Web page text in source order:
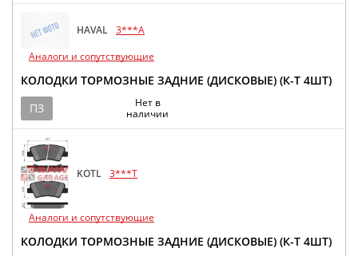
HAVAL 3***A
Аналоги и сопутствующие
КОЛОДКИ ТОРМОЗНЫЕ ЗАДНИЕ (ДИСКОВЫЕ) (К-Т 4ШТ)
ПЗ
Нет в
наличии
KOTL 3***T
Аналоги и сопутствующие
КОЛОДКИ ТОРМОЗНЫЕ ЗАДНИЕ (ДИСКОВЫЕ) (К-Т 4ШТ)